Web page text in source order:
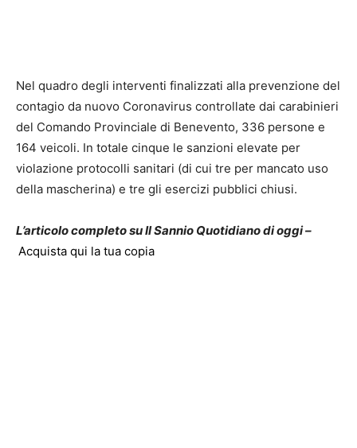
Nel quadro degli interventi finalizzati alla prevenzione del
contagio da nuovo Coronavirus controllate dai carabinieri
del Comando Provinciale di Benevento, 336 persone e
164 veicoli. In totale cinque le sanzioni elevate per
violazione protocolli sanitari (di cui tre per mancato uso
della mascherina) e tre gli esercizi pubblici chiusi.
L’articolo completo su Il Sannio Quotidiano di oggi –
Acquista qui la tua copia